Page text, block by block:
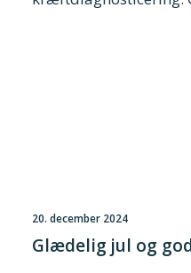
20. december 2024
Glædelig jul og